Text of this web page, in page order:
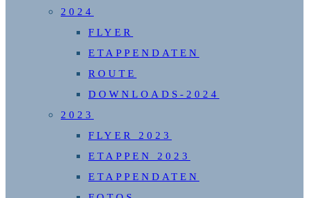
2024
FLYER
ETAPPENDATEN
ROUTE
DOWNLOADS-2024
2023
FLYER 2023
ETAPPEN 2023
ETAPPENDATEN